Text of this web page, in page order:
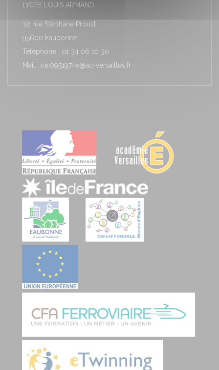
LYCÉE LOUIS ARMAND
32 rue Stéphane Proust
95600 Eaubonne
Téléphone : 01 34 06 10 30
Mail : ce.0951974e@ac-versailles.fr